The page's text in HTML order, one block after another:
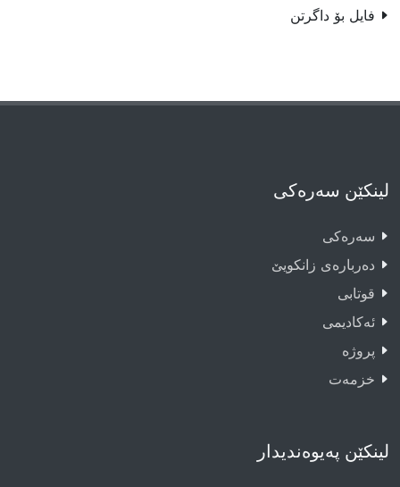
فایل بۆ داگرتن
لینکێن سەرەکی
سەرەکى
دەربارەى زانکویێ
قوتابى
ئەکادیمى
پروژە
خزمەت
لینکێن پەیوەندیدار